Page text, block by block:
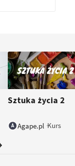
Sztuka życia 2
Agape.pl Kurs